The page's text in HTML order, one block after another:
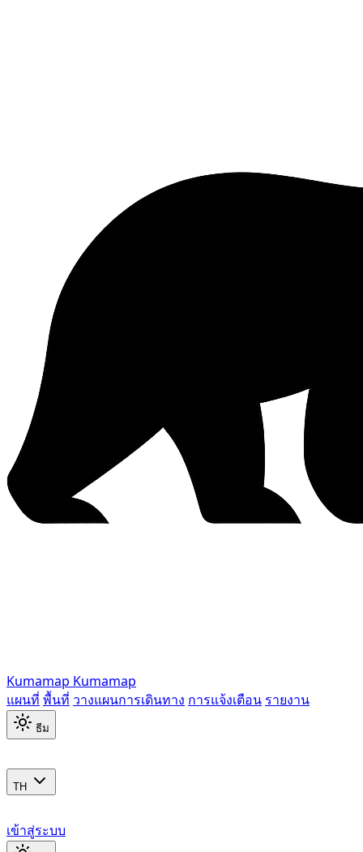
Kumamap Kumamap
แผนที่ พื้นที่ วางแผนการเดินทาง การแจ้งเตือน รายงาน
ธีม
TH
เข้าสู่ระบบ